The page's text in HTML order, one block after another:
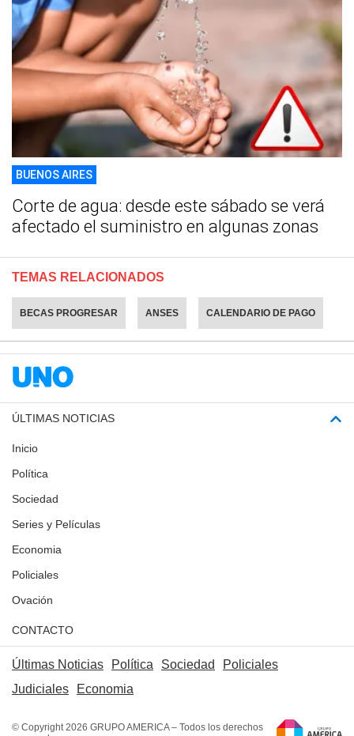
BUENOS AIRES
Corte de agua: desde este sábado se verá
afectado el suministro en algunas zonas
TEMAS RELACIONADOS
BECAS PROGRESAR ANSES CALENDARIO DE PAGO
ÚLTIMAS NOTICIAS
Inicio
Política
Sociedad
Series y Películas
Economia
Policiales
Ovación
CONTACTO
Últimas Noticias Política Sociedad
Policiales
Judiciales
Economia
© Copyright 2026 GRUPO AMERICA – Todos los derechos